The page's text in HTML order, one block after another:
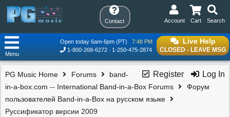
Contact Search
Cart
Account
Live Help
CLOSED - LEAVE MSG
Open today 6am-6pm (PT)
7:48 PM
1-800-268-6272
1-250-475-2874
Menu
Register Log In
PG Music Home Forums
band-
in-a-box.com -- International Band-in-a-Box Forums
Форум
пользователей Band-in-a-Box на русском языке
Руссификатор версии 2009